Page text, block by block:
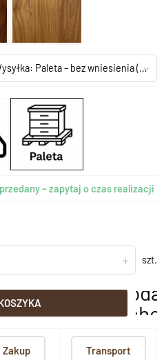
Paleta – bez wniesienia(+290,00 zł)
– zapytaj o czas realizacji
+ szt.
Zakup Transport